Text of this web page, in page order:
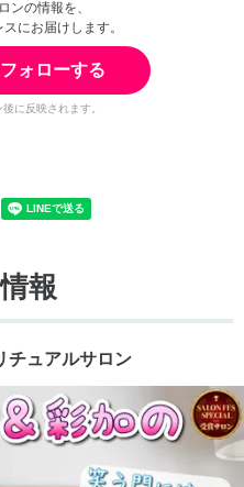
ンの情報を、
にお届けします。
ォローする
に反映されます。
報
チュアルサロン